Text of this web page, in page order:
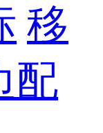
移
配